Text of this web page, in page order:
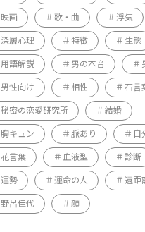
映画 歌・曲 浮気
深層心理 特徴 生態
用語解説 男の本音
男性向け 相性 石言
秘密の恋愛研究所 結婚
胸キュン 脈あり 自
花言葉 血液型 診断
運勢 運命の人 遠距
野呂佳代 顔